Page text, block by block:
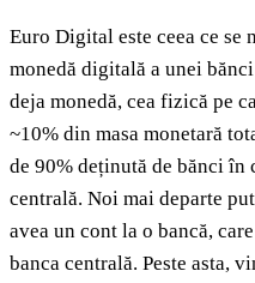
Euro Digital este ceea ce se
monedă digitală a unei
deja monedă, cea fizică pe
~10% din masa monetară
de 90% deținută de bănci în
centrală. Noi mai departe
avea un cont la o bancă,
banca centrală. Peste asta,